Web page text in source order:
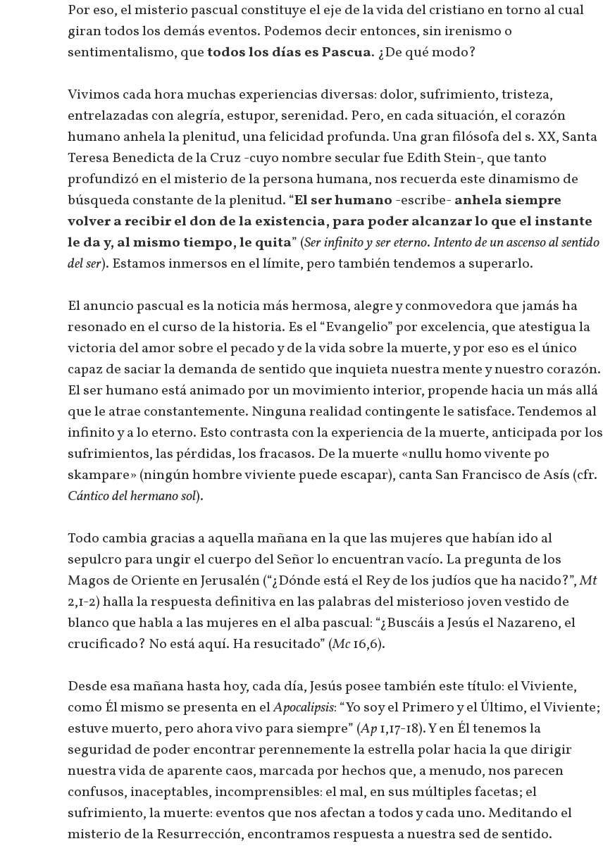
Por eso, el misterio pascual constituye el eje de la vida del cristiano en torno al cual
giran todos los demás eventos. Podemos decir entonces, sin irenismo o
sentimentalismo, quetodos los días es Pascua. ¿De qué modo?
Vivimos cada hora muchas experiencias diversas: dolor, sufrimiento, tristeza,
entrelazadas con alegría, estupor, serenidad. Pero, en cada situación, el corazón
humano anhela la plenitud, una felicidad profunda. Una gran filósofa del s. XX, Santa
Teresa Benedicta de la Cruz -cuyo nombre secular fue Edith Stein-, que tanto
profundizó en el misterio de la persona humana, nos recuerda este dinamismo de
búsqueda constante de la plenitud. “El ser humano -escribe- anhela siempre
volver a recibir el don de la existencia, para poder alcanzar lo que el instante
le da y, al mismo tiempo, le quita” (Ser infinito y ser eterno.Intento de un ascenso al sentido
del ser). Estamos inmersos en el límite, pero también tendemos a superarlo.
El anuncio pascual es la noticia más hermosa, alegre y conmovedora que jamás ha
resonado en el curso de la historia. Es el “Evangelio” por excelencia, que atestigua la
victoria del amor sobre el pecado y de la vida sobre la muerte, y por eso es el único
capaz de saciar la demanda de sentido que inquieta nuestra mente y nuestro corazón.
El ser humano está animado por un movimiento interior, propende hacia un más allá
que le atrae constantemente. Ninguna realidad contingente le satisface. Tendemos al
infinito y a lo eterno. Esto contrasta con la experiencia de la muerte, anticipada por los
sufrimientos, las pérdidas, los fracasos. De la muerte «nullu homo vivente po
skampare» (ningún hombre viviente puede escapar), canta San Francisco de Asís (cfr.
Cántico del hermano sol).
Todo cambia gracias a aquella mañana en la que las mujeres que habían ido al
sepulcro para ungir el cuerpo del Señor lo encuentran vacío. La pregunta de los
Magos de Oriente en Jerusalén (“¿Dónde está el Rey de los judíos que ha nacido?”,Mt
2,1-2) halla la respuesta definitiva en las palabras del misterioso joven vestido de
blanco que habla a las mujeres en el alba pascual: “¿Buscáis a Jesús el Nazareno, el
crucificado? No está aquí. Ha resucitado” (Mc16,6).
Desde esa mañana hasta hoy, cada día, Jesús posee también este título: el Viviente,
como Él mismo se presenta en elApocalipsis: “Yo soy el Primero y el Último, el Viviente;
estuve muerto, pero ahora vivo para siempre” (Ap1,17-18). Y en Él tenemos la
seguridad de poder encontrar perennemente la estrella polar hacia la que dirigir
nuestra vida de aparente caos, marcada por hechos que, a menudo, nos parecen
confusos, inaceptables, incomprensibles: el mal, en sus múltiples facetas; el
sufrimiento, la muerte: eventos que nos afectan a todos y cada uno. Meditando el
misterio de la Resurrección, encontramos respuesta a nuestra sed de sentido.